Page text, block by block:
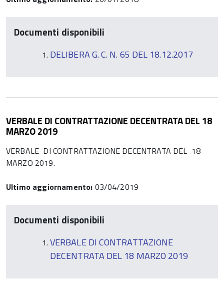
Documenti disponibili
DELIBERA G. C. N. 65 DEL 18.12.2017
VERBALE DI CONTRATTAZIONE DECENTRATA DEL 18
MARZO 2019
VERBALE DI CONTRATTAZIONE DECENTRATA DEL 18
MARZO 2019.
Ultimo aggiornamento: 03/04/2019
Documenti disponibili
VERBALE DI CONTRATTAZIONE
DECENTRATA DEL 18 MARZO 2019